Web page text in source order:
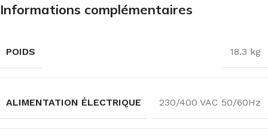
Informations complémentaires
POIDS 18.3 kg
ALIMENTATION ÉLECTRIQUE 230/400 VAC 50/60Hz